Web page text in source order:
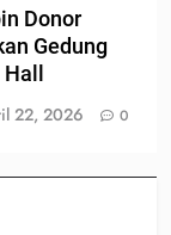
Donor
Gedung
22, 2026 0